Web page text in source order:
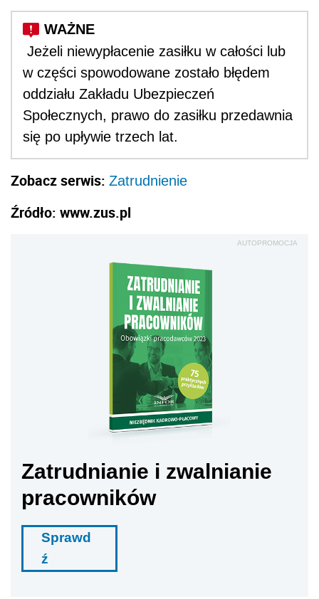
Jeżeli niewypłacenie zasiłku w całości lub
w części spowodowane zostało błędem
oddziału Zakładu Ubezpieczeń
Społecznych, prawo do zasiłku przedawnia
się po upływie trzech lat.
Zobacz serwis: Zatrudnienie
Źródło: www.zus.pl
AUTOPROMOCJA
Zatrudnianie i zwalnianie
pracowników
Sprawd
ź